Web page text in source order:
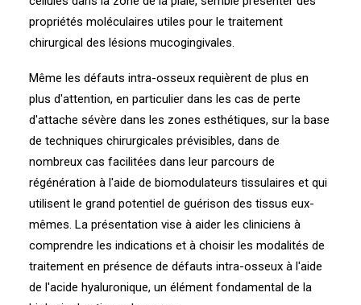
propriétés moléculaires utiles pour le traitement
chirurgical des lésions mucogingivales.
Même les défauts intra-osseux requièrent de plus en
plus d'attention, en particulier dans les cas de perte
d'attache sévère dans les zones esthétiques, sur la base
de techniques chirurgicales prévisibles, dans de
nombreux cas facilitées dans leur parcours de
régénération à l'aide de biomodulateurs tissulaires et qui
utilisent le grand potentiel de guérison des tissus eux-
mêmes. La présentation vise à aider les cliniciens à
comprendre les indications et à choisir les modalités de
traitement en présence de défauts intra-osseux à l'aide
de l'acide hyaluronique, un élément fondamental de la